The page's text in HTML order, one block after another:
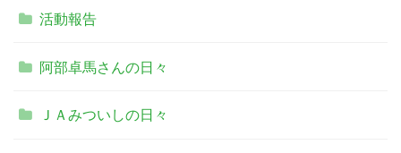
活動報告
阿部卓馬さんの日々
ＪＡみついしの日々